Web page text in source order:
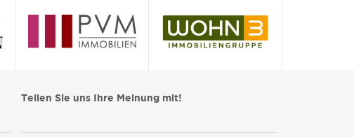
Teilen Sie uns Ihre Meinung mit!